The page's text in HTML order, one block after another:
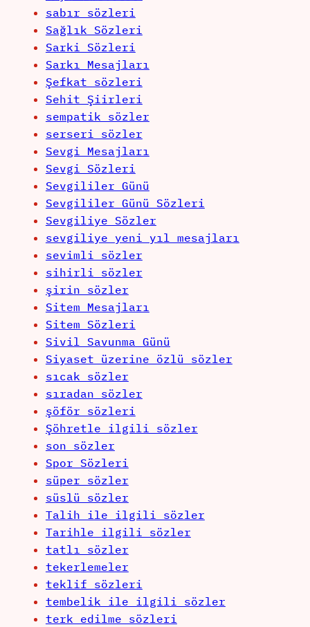
sabır sözleri
Sağlık Sözleri
Sarki Sözleri
Sarkı Mesajları
Şefkat sözleri
Sehit Şiirleri
sempatik sözler
serseri sözler
Sevgi Mesajları
Sevgi Sözleri
Sevgililer Günü
Sevgililer Günü Sözleri
Sevgiliye Sözler
sevgiliye yeni yıl mesajları
sevimli sözler
sihirli sözler
şirin sözler
Sitem Mesajları
Sitem Sözleri
Sivil Savunma Günü
Siyaset üzerine özlü sözler
sıcak sözler
sıradan sözler
şöför sözleri
Şöhretle ilgili sözler
son sözler
Spor Sözleri
süper sözler
süslü sözler
Talih ile ilgili sözler
Tarihle ilgili sözler
tatlı sözler
tekerlemeler
teklif sözleri
tembelik ile ilgili sözler
terk edilme sözleri